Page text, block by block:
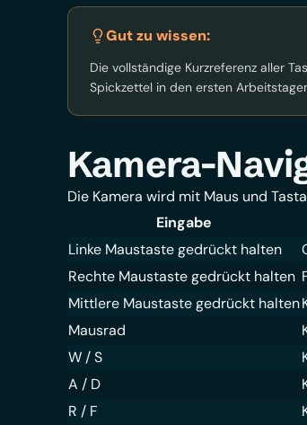
Gut zu wissen:
Die vollständige Kurzreferenz aller
Spickzettel in den ersten
Kamera-
Die Kamera wird mit Maus und
Eingabe
Linke Maustaste gedrückt halten
Rechte Maustaste gedrückt halten
Mittlere Maustaste gedrückt halten
Mausrad
W / S
A / D
R / F